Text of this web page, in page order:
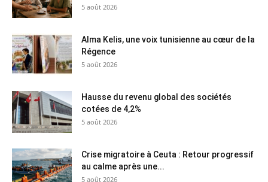
5 août 2026
Alma Kelis, une voix tunisienne au cœur de la
Régence
5 août 2026
Hausse du revenu global des sociétés
cotées de 4,2%
5 août 2026
Crise migratoire à Ceuta : Retour progressif
au calme après une...
5 août 2026